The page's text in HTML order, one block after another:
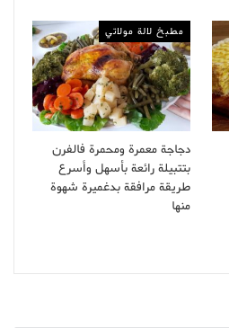
مطبخ لالة مولاتي
دجاجة معمرة ومحمرة فالفرن
بتتبيلة رائعة بأسهل وأسرع
طريقة مرافقة بدغميرة شهوة
منها